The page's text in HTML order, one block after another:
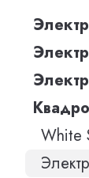
White